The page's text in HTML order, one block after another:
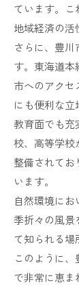
ています。こ
地域経済の活
さらに、豊
す。東海道本
市へのアク
にも便利な立
教育面でも充
校、高等学校
整備されてお
います。
自然環境に
季折々の風景
て知られる場
このように
で非常に恵ま